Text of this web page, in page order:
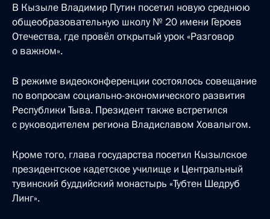
В Кызыле Владимир Путин посетил новую среднюю
общеобразовательную школу № 20 имени Героев
Отечества, где провёл открытый урок «Разговор
о важном».
В режиме видеоконференции состоялось совещание
по вопросам социально-экономического развития
Республики Тыва. Президент также встретился
с руководителем региона Владиславом Ховалыгом.
Кроме того, глава государства посетил Кызылское
президентское кадетское училище и Центральный
тувинский буддийский монастырь «Тубтен Шедруб
Линг».